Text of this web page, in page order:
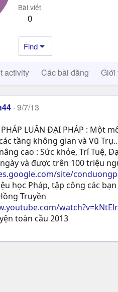
Bài viết
0
Find
activity Các bài đăng Giới
9/7/13
LUÂN ĐẠI PHÁP : Một
tầng không gian và Vũ
cao : Sức khỏe, Trí Tuệ,
và được trên 100 triệu
site/
học Pháp, tập công các
Truyền
toàn cầu 2013